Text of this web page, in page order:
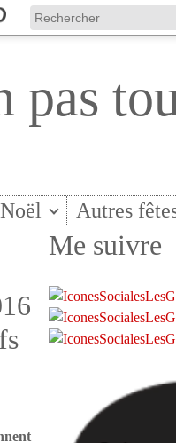
pas
Autres
Me suivre